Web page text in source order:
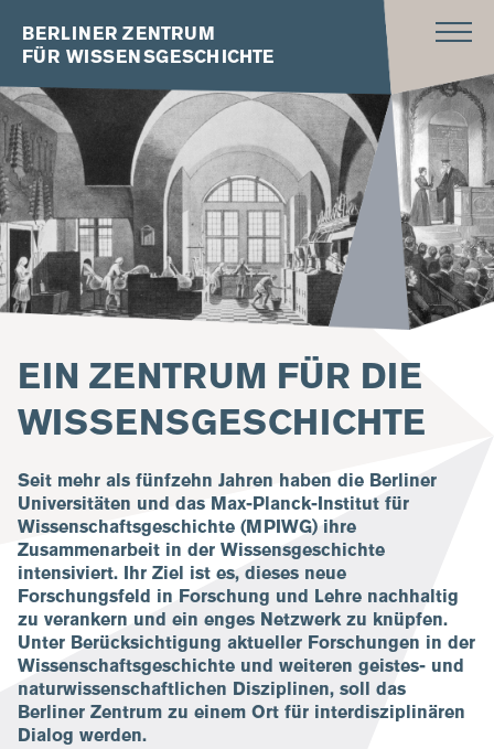
BERLINER ZENTRUM
FÜR WISSENSGESCHICHTE
EIN ZENTRUM FÜR DIE
WISSENSGESCHICHTE
Seit mehr als fünfzehn Jahren haben die Berliner
Universitäten und das Max-Planck-Institut für
Wissenschaftsgeschichte (MPIWG) ihre
Zusammenarbeit in der Wissensgeschichte
intensiviert. Ihr Ziel ist es, dieses neue
Forschungsfeld in Forschung und Lehre nachhaltig
zu verankern und ein enges Netzwerk zu knüpfen.
Unter Berücksichtigung aktueller Forschungen in der
Wissenschaftsgeschichte und weiteren geistes- und
naturwissenschaftlichen Disziplinen, soll das
Berliner Zentrum zu einem Ort für interdisziplinären
Dialog werden.